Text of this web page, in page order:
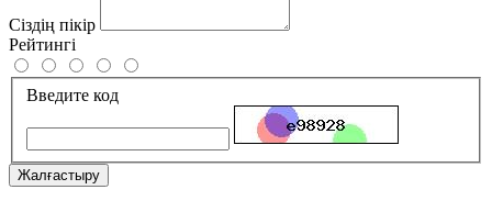
Сіздің пікір
Рейтингі
Введите код
Жалғастыру